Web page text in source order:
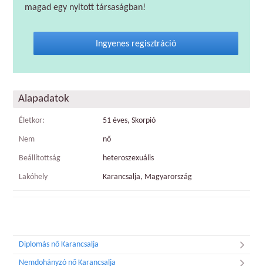
magad egy nyitott társaságban!
Ingyenes regisztráció
Alapadatok
Életkor: 51 éves, Skorpió
Nem nő
Beállítottság heteroszexuális
Lakóhely Karancsalja, Magyarország
Diplomás nő Karancsalja
Nemdohányzó nő Karancsalja